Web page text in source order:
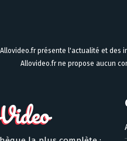
Allovideo.fr présente l'actualité et des
Allovideo.fr ne propose aucun